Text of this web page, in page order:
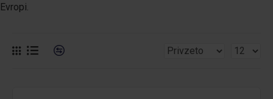
Evropi.